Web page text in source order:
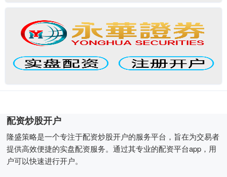
配资炒股开户
隆盛策略是一个专注于配资炒股开户的服务平台，旨在为交易者
提供高效便捷的实盘配资服务。通过其专业的配资平台app，用
户可以快速进行开户。